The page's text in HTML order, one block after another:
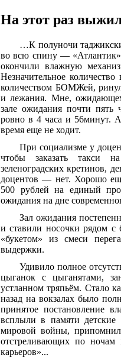
На этот раз
…К полуночи
во всю спину — «Атлантик»
окончили влажную
Незначительное
количеством БОМЖей,
и лежания. Мне,
зале ожидания почти пять
ровно в 4 часа и 56минут.
время еще не ходит.
При социализме у
чтобы заказать такси
зеленоградских кретинов,
доцентов — нет. Хорошо
500 рублей на единый
ожидания на дне
Зал ожидания
и ставили носочки рядом с
«букетом» из смеси
выдержки.
Удивило полное
цыганок с цыганятами,
устланном тряпьём. Стало
назад на вокзалах было
принятое постановление
всплыли в памяти детские
мировой войны,
отстреливающих по ночам
карьеров»...